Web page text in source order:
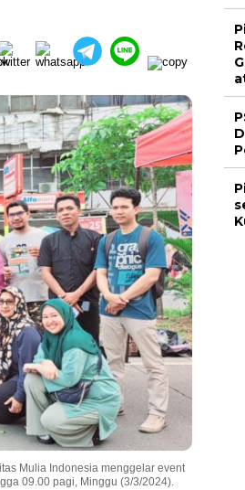
Mulia Indonesia menggelar event
09.00 pagi, Minggu (3/3/2024).